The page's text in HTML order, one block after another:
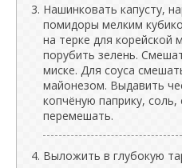
Нашинковать капусту,
помидоры мелким
на терке для корейской
порубить зелень.
миске. Для соуса
майонезом. Выдавить
копчёную паприку,
перемешать.
Выложить в глубокую